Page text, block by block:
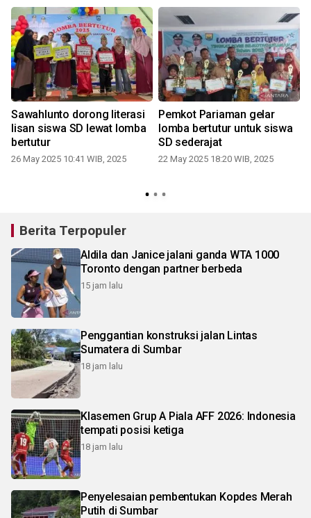
Sawahlunto dorong literasi
lisan siswa SD lewat lomba
bertutur
26 May 2025 10:41 WIB, 2025
Pemkot Pariaman gelar
lomba bertutur untuk siswa
SD sederajat
22 May 2025 18:20 WIB, 2025
Berita Terpopuler
Aldila dan Janice jalani ganda WTA 1000
Toronto dengan partner berbeda
15 jam lalu
Penggantian konstruksi jalan Lintas
Sumatera di Sumbar
18 jam lalu
Klasemen Grup A Piala AFF 2026: Indonesia
tempati posisi ketiga
18 jam lalu
Penyelesaian pembentukan Kopdes Merah
Putih di Sumbar